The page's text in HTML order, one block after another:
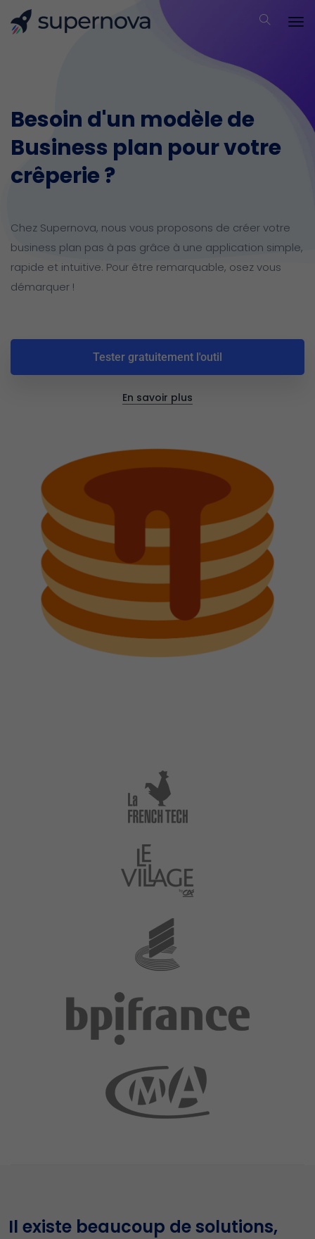
Besoin d'un modèle de
Business plan pour votre
crêperie ?
Chez Supernova, nous vous proposons de créer votre
business plan pas à pas grâce à une application simple,
rapide et intuitive. Pour être remarquable, osez vous
démarquer !
Tester gratuitement l'outil
En savoir plus
Il existe beaucoup de solutions,